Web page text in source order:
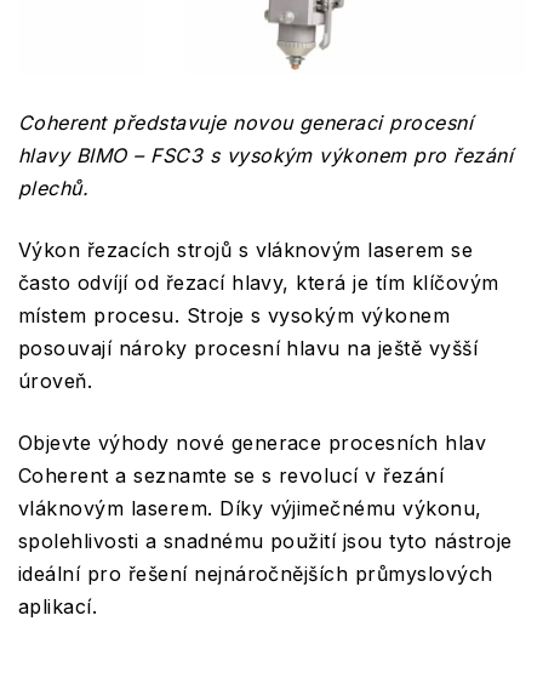
Coherent představuje novou generaci procesní
hlavy BIMO – FSC3 s vysokým výkonem pro řezání
plechů.
Výkon řezacích strojů s vláknovým laserem se
často odvíjí od řezací hlavy, která je tím klíčovým
místem procesu. Stroje s vysokým výkonem
posouvají nároky procesní hlavu na ještě vyšší
úroveň.
Objevte výhody nové generace procesních hlav
Coherent a seznamte se s revolucí v řezání
vláknovým laserem. Díky výjimečnému výkonu,
spolehlivosti a snadnému použití jsou tyto nástroje
ideální pro řešení nejnáročnějších průmyslových
aplikací.